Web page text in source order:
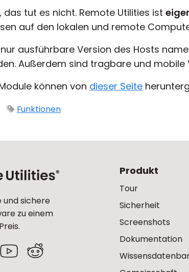
das tut es nicht. Remote Utilities ist
auf den lokalen und remote
nur ausführbare Version des Hosts
Außerdem sind tragbare und mobile
können von dieser Seite
Funktionen
und sichere
zu einem
Produkt
Tour
Sicherheit
Screenshots
Dokumentation